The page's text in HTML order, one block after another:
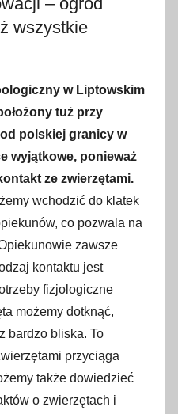
wszystkie
w Liptowskim
tuż przy
od polskiej granicy w
wyjątkowe, ponieważ
ze zwierzętami.
wchodzić do klatek
co pozwala na
zawsze
kontaktu jest
fizjologiczne
możemy dotknąć,
bardzo bliska. To
przyciąga
także dowiedzieć
o zwierzętach i